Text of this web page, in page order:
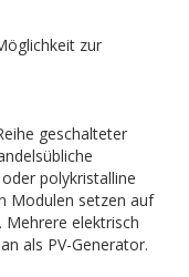
zur
geschalteter
polykristalline
Modulen setzen auf
elektrisch
als PV-Generator.